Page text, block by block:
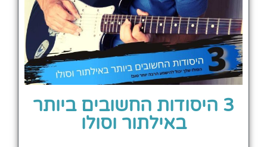
3 היסודות החשובים ביותר
באילתור וסולו